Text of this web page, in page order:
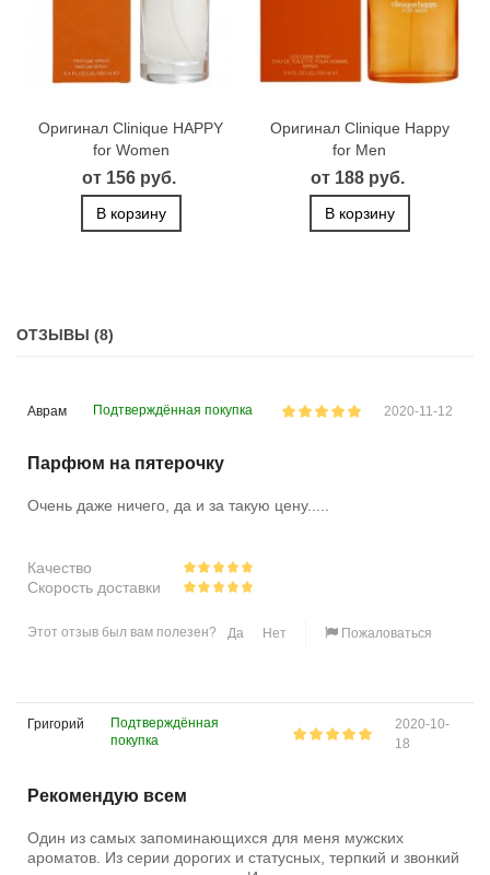
Оригинал Clinique HAPPY
for Women
от 156 руб.
В корзину
Оригинал Clinique Happy
for Men
от 188 руб.
В корзину
ОТЗЫВЫ (8)
Аврам Подтверждённая покупка 2020-11-12
Парфюм на пятерочку
Очень даже ничего, да и за такую цену.....
Качество
Скорость доставки
Этот отзыв был вам полезен? Да Нет Пожаловаться
Григорий
Подтверждённая
покупка
2020-10-
18
Рекомендую всем
Один из самых запоминающихся для меня мужских
ароматов. Из серии дорогих и статусных, терпкий и звонкий